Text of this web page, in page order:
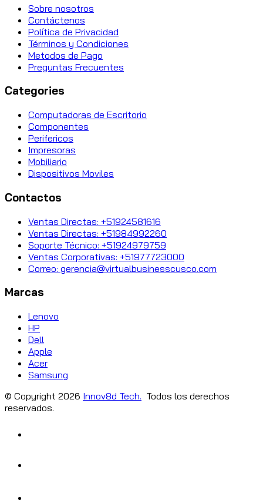
Sobre nosotros
Contáctenos
Política de Privacidad
Términos y Condiciones
Metodos de Pago
Preguntas Frecuentes
Categories
Computadoras de Escritorio
Componentes
Perifericos
Impresoras
Mobiliario
Dispositivos Moviles
Contactos
Ventas Directas: +51924581616
Ventas Directas: +51984992260
Soporte Técnico: +51924979759
Ventas Corporativas: +51977723000
Correo: gerencia@virtualbusinesscusco.com
Marcas
Lenovo
HP
Dell
Apple
Acer
Samsung
© Copyright 2026 Innov8d Tech. Todos los derechos
reservados.